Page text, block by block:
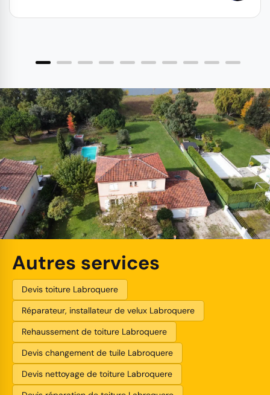
Autres services
Devis toiture Labroquere
Réparateur, installateur de velux Labroquere
Rehaussement de toiture Labroquere
Devis changement de tuile Labroquere
Devis nettoyage de toiture Labroquere